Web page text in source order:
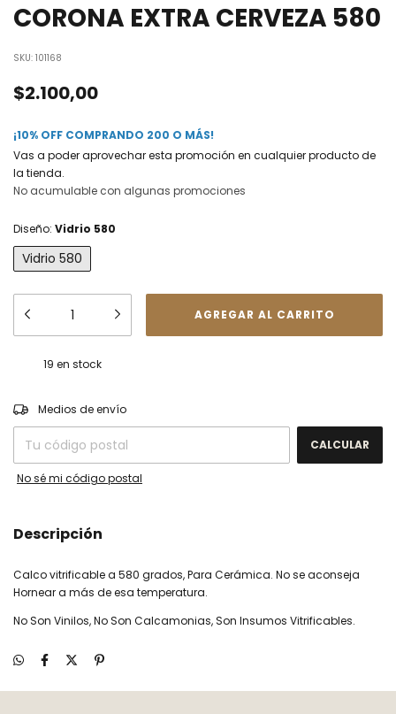
CORONA EXTRA CERVEZA 580
SKU: 101168
$2.100,00
¡10% OFF COMPRANDO 200 O MÁS!
Vas a poder aprovechar esta promoción en cualquier producto de
la tienda.
No acumulable con algunas promociones
Diseño: Vidrio 580
Vidrio 580
19 en stock
Entregas para el CP:
Medios de envío
CALCULAR
No sé mi código postal
Descripción
Calco vitrificable a 580 grados, Para Cerámica. No se aconseja
Hornear a más de esa temperatura.
No Son Vinilos, No Son Calcamonias, Son Insumos Vitrificables.